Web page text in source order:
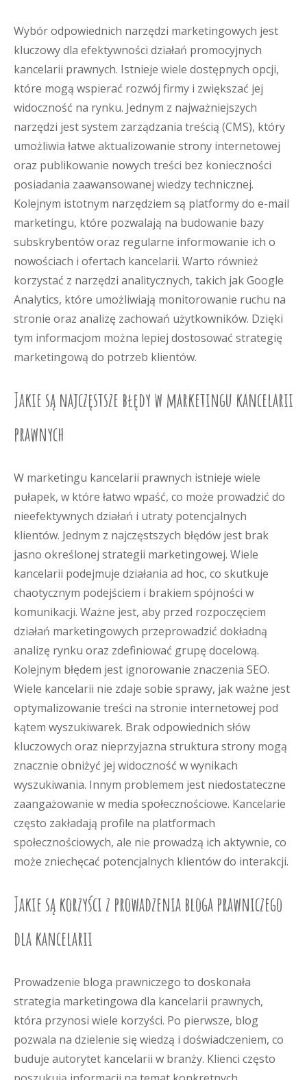
Wybór odpowiednich narzędzi marketingowych jest
kluczowy dla efektywności działań promocyjnych
kancelarii prawnych. Istnieje wiele dostępnych opcji,
które mogą wspierać rozwój firmy i zwiększać jej
widoczność na rynku. Jednym z najważniejszych
narzędzi jest system zarządzania treścią (CMS), który
umożliwia łatwe aktualizowanie strony internetowej
oraz publikowanie nowych treści bez konieczności
posiadania zaawansowanej wiedzy technicznej.
Kolejnym istotnym narzędziem są platformy do e-mail
marketingu, które pozwalają na budowanie bazy
subskrybentów oraz regularne informowanie ich o
nowościach i ofertach kancelarii. Warto również
korzystać z narzędzi analitycznych, takich jak Google
Analytics, które umożliwiają monitorowanie ruchu na
stronie oraz analizę zachowań użytkowników. Dzięki
tym informacjom można lepiej dostosować strategię
marketingową do potrzeb klientów.
Jakie są najczęstsze błędy w marketingu kancelarii
prawnych
W marketingu kancelarii prawnych istnieje wiele
pułapek, w które łatwo wpaść, co może prowadzić do
nieefektywnych działań i utraty potencjalnych
klientów. Jednym z najczęstszych błędów jest brak
jasno określonej strategii marketingowej. Wiele
kancelarii podejmuje działania ad hoc, co skutkuje
chaotycznym podejściem i brakiem spójności w
komunikacji. Ważne jest, aby przed rozpoczęciem
działań marketingowych przeprowadzić dokładną
analizę rynku oraz zdefiniować grupę docelową.
Kolejnym błędem jest ignorowanie znaczenia SEO.
Wiele kancelarii nie zdaje sobie sprawy, jak ważne jest
optymalizowanie treści na stronie internetowej pod
kątem wyszukiwarek. Brak odpowiednich słów
kluczowych oraz nieprzyjazna struktura strony mogą
znacznie obniżyć jej widoczność w wynikach
wyszukiwania. Innym problemem jest niedostateczne
zaangażowanie w media społecznościowe. Kancelarie
często zakładają profile na platformach
społecznościowych, ale nie prowadzą ich aktywnie, co
może zniechęcać potencjalnych klientów do interakcji.
Jakie są korzyści z prowadzenia bloga prawniczego
dla kancelarii
Prowadzenie bloga prawniczego to doskonała
strategia marketingowa dla kancelarii prawnych,
która przynosi wiele korzyści. Po pierwsze, blog
pozwala na dzielenie się wiedzą i doświadczeniem, co
buduje autorytet kancelarii w branży. Klienci często